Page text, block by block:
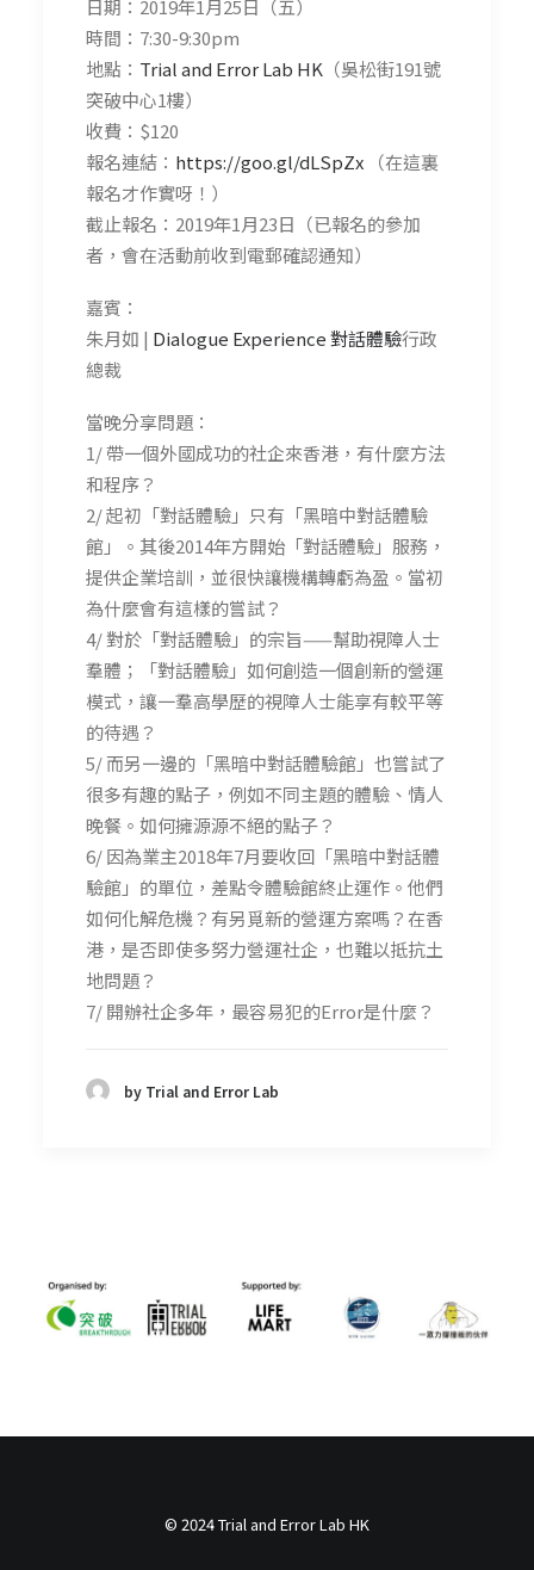
日期：2019年1月25日（五）
時間：7:30-9:30pm
地點： Trial and Error Lab HK （吳松街191號
突破中心1樓）
收費：$120
報名連結： https://goo.gl/dLSpZx （在這裏
報名才作實呀！）
截止報名：2019年1月23日（已報名的參加
者，會在活動前收到電郵確認通知）
嘉賓：
朱月如 | Dialogue Experience 對話體驗行政
總裁
當晚分享問題：
1/ 帶一個外國成功的社企來香港，有什麼方法
和程序？
2/ 起初「對話體驗」只有「黑暗中對話體驗
館」。其後2014年方開始「對話體驗」服務，
提供企業培訓，並很快讓機構轉虧為盈。當初
為什麼會有這樣的嘗試？
4/ 對於「對話體驗」的宗旨——幫助視障人士
羣體；「對話體驗」如何創造一個創新的營運
模式，讓一羣高學歷的視障人士能享有較平等
的待遇？
5/ 而另一邊的「黑暗中對話體驗館」也嘗試了
很多有趣的點子，例如不同主題的體驗、情人
晚餐。如何擁源源不絕的點子？
6/ 因為業主2018年7月要收回「黑暗中對話體
驗館」的單位，差點令體驗館終止運作。他們
如何化解危機？有另覓新的營運方案嗎？在香
港，是否即使多努力營運社企，也難以抵抗土
地問題？
7/ 開辦社企多年，最容易犯的Error是什麼？
by Trial and Error Lab
© 2024 Trial and Error Lab HK